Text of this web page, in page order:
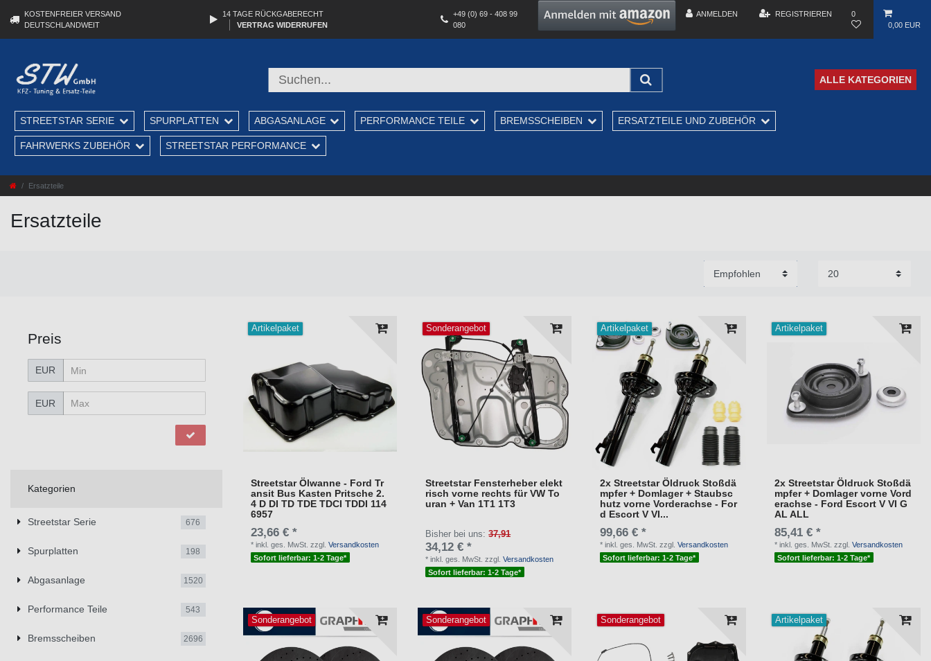
KOSTENFREIER VERSAND
DEUTSCHLANDWEIT
14 TAGE RÜCKGABERECHT
VERTRAG WIDERRUFEN
+49 (0) 69 - 408 99
080
ANMELDEN REGISTRIEREN
0
0,00 EUR
ALLE KATEGORIEN
STREETSTAR SERIE SPURPLATTEN ABGASANLAGE PERFORMANCE TEILE BREMSSCHEIBEN ERSATZTEILE UND ZUBEHÖR
FAHRWERKS ZUBEHÖR STREETSTAR PERFORMANCE
Ersatzteile
Ersatzteile
Preis
EUR
EUR
Kategorien
Streetstar Serie 676
Spurplatten 198
Abgasanlage 1520
Performance Teile 543
Bremsscheiben 2696
Artikelpaket
Streetstar Ölwanne - Ford Tr
ansit Bus Kasten Pritsche 2.
4 D DI TD TDE TDCI TDDI 114
6957
23,66 € *
*inkl. ges. MwSt. zzgl.Versandkosten
Sofort lieferbar: 1-2 Tage*
Sonderangebot
Streetstar Fensterheber elekt
risch vorne rechts für VW To
uran + Van 1T1 1T3
Bisher bei uns:37,91
34,12 € *
*inkl. ges. MwSt. zzgl.Versandkosten
Sofort lieferbar: 1-2 Tage*
Artikelpaket
2x Streetstar Öldruck Stoßdä
mpfer + Domlager + Staubsc
hutz vorne Vorderachse - For
d Escort V VI...
99,66 € *
*inkl. ges. MwSt. zzgl.Versandkosten
Sofort lieferbar: 1-2 Tage*
Artikelpaket
2x Streetstar Öldruck Stoßdä
mpfer + Domlager vorne Vord
erachse - Ford Escort V VI G
AL ALL
85,41 € *
*inkl. ges. MwSt. zzgl.Versandkosten
Sofort lieferbar: 1-2 Tage*
Sonderangebot Sonderangebot Sonderangebot Artikelpaket